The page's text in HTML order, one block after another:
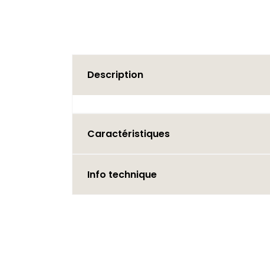
Description
Caractéristiques
Info technique